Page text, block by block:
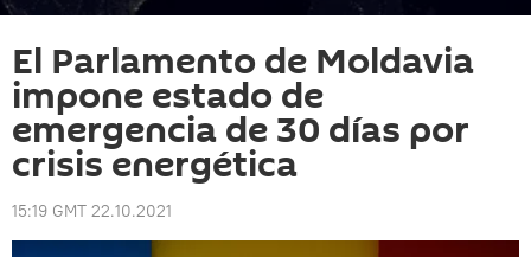
El Parlamento de Moldavia
impone estado de
emergencia de 30 días por
crisis energética
15:19 GMT 22.10.2021